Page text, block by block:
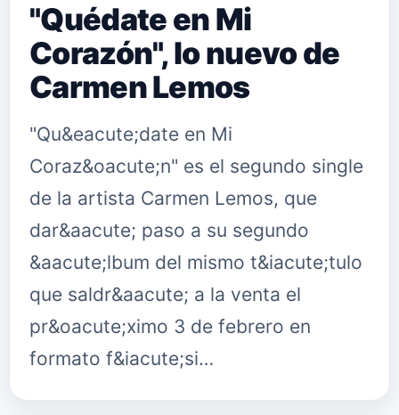
"Quédate en Mi
Corazón", lo nuevo de
Carmen Lemos
"Qu&eacute;date en Mi
Coraz&oacute;n" es el segundo single
de la artista Carmen Lemos, que
dar&aacute; paso a su segundo
&aacute;lbum del mismo t&iacute;tulo
que saldr&aacute; a la venta el
pr&oacute;ximo 3 de febrero en
formato f&iacute;si…